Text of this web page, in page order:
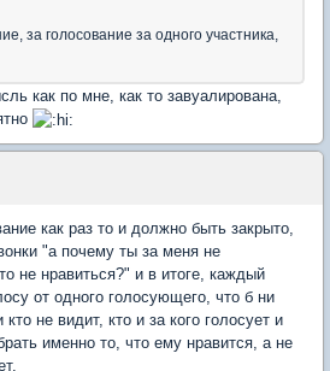
за голосование за одного участника,
как по мне, как то завуалирована,
как раз то и должно быть закрыто,
"а почему ты за меня не
не нравиться?" и в итоге, каждый
от одного голосующего, что б ни
не видит, кто и за кого голосует и
именно то, что ему нравится, а не